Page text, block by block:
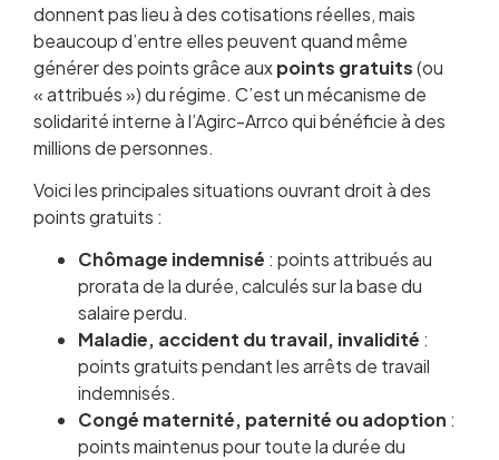
donnent pas lieu à des cotisations réelles, mais
beaucoup d’entre elles peuvent quand même
générer des points grâce auxpoints gratuits(ou
« attribués ») du régime. C’est un mécanisme de
solidarité interne à l’Agirc-Arrco qui bénéficie à des
millions de personnes.
Voici les principales situations ouvrant droit à des
points gratuits :
Chômage indemnisé : points attribués au
prorata de la durée, calculés sur la base du
salaire perdu.
Maladie, accident du travail, invalidité :
points gratuits pendant les arrêts de travail
indemnisés.
Congé maternité, paternité ou adoption :
points maintenus pour toute la durée du